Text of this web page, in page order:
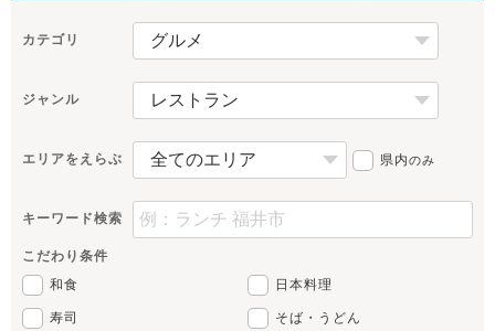
カテゴリ
ジャンル
エリアをえらぶ 県内のみ
キーワード検索
こだわり条件
和食
日本料理
寿司 そば・うどん